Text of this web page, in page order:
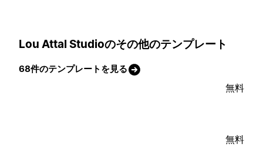
Lou Attal Studioのその他のテンプレート
68件のテンプレートを見る
無料
無料